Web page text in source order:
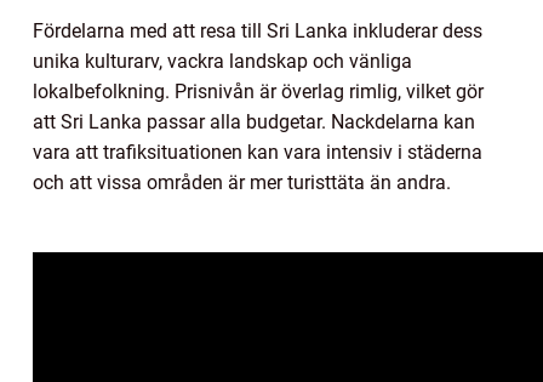
Fördelarna med att resa till Sri Lanka inkluderar dess
unika kulturarv, vackra landskap och vänliga
lokalbefolkning. Prisnivån är överlag rimlig, vilket gör
att Sri Lanka passar alla budgetar. Nackdelarna kan
vara att trafiksituationen kan vara intensiv i städerna
och att vissa områden är mer turisttäta än andra.